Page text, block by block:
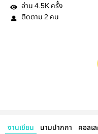
อ่าน 4.5K ครั้ง
ติดตาม 2 คน
งานเขียน นามปากกา คอลเ